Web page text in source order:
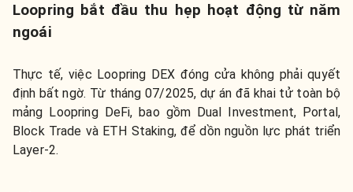
Loopring bắt đầu thu hẹp hoạt động từ năm
ngoái
Thực tế, việc Loopring DEX đóng cửa không phải quyết
định bất ngờ. Từ tháng 07/2025, dự án đã khai tử toàn bộ
mảng Loopring DeFi, bao gồm Dual Investment, Portal,
Block Trade và ETH Staking, để dồn nguồn lực phát triển
Layer-2.